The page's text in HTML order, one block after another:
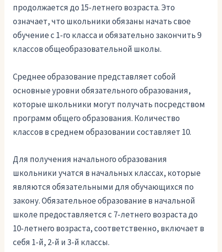
продолжается до 15-летнего возраста. Это
означает, что школьники обязаны начать свое
обучение с 1-го класса и обязательно закончить 9
классов общеобразовательной школы.
Среднее образование представляет собой
основные уровни обязательного образования,
которые школьники могут получать посредством
программ общего образования. Количество
классов в среднем образовании составляет 10.
Для получения начального образования
школьники учатся в начальных классах, которые
являются обязательными для обучающихся по
закону. Обязательное образование в начальной
школе предоставляется с 7-летнего возраста до
10-летнего возраста, соответственно, включает в
себя 1-й, 2-й и 3-й классы.